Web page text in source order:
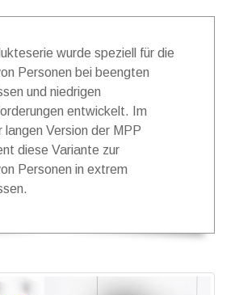
wurde speziell für die
Personen bei beengten
und niedrigen
entwickelt. Im
langen Version der MPP
diese Variante zur
Personen in extrem